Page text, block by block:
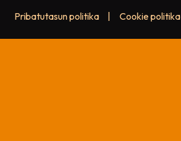
Pribatutasun politika Cookie politika